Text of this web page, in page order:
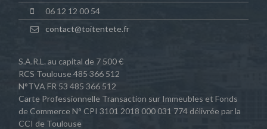
06 12 12 00 54
contact@toitentete.fr
S.A.R.L. au capital de 7 500 €
RCS Toulouse 485 366 512
N°TVA FR 53 485 366 512
Carte Professionnelle Transaction sur Immeubles et Fonds
de Commerce N° CPI 3101 2018 000 031 774 délivrée par la
CCI de Toulouse